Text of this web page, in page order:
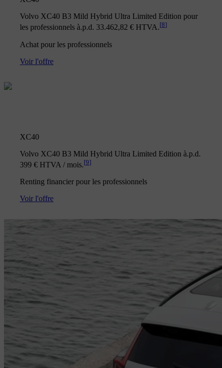
Volvo XC40 B3 Mild Hybrid Ultra Limited Edition pour
les professionnels à.p.d. 33.462,82 € HTVA.[8]
Achat pour les professionnels
Voir l'offre
XC40
Volvo XC40 B3 Mild Hybrid Ultra Limited Edition à.p.d.
399 € HTVA / mois.[9]
Renting financier pour les professionnels
Voir l'offre